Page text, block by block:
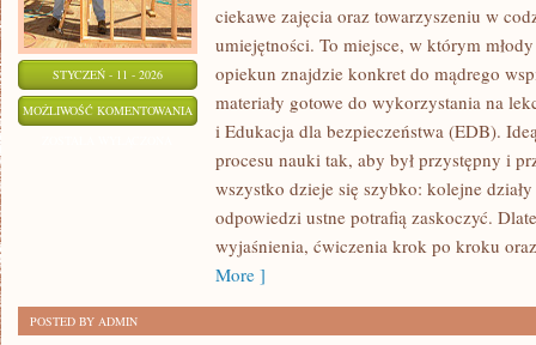
STYCZEŃ - 11 - 2026
MOŻLIWOŚĆ KOMENTOWANIA TEATR
DRAMA
SZKOLNA
ciekawe zajęcia oraz towarzyszeniu w
umiejętności. To miejsce, w którym
opiekun znajdzie konkret do mądrego
materiały gotowe do wykorzystania na
i Edukacja dla bezpieczeństwa (EDB).
procesu nauki tak, aby był przystępny i
wszystko dzieje się szybko: kolejne
odpowiedzi ustne potrafią zaskoczyć.
wyjaśnienia, ćwiczenia krok po kroku
More ]
POSTED BY ADMIN